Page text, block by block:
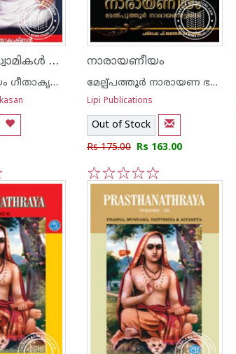
ശ്രീ ചട്ടംബിസ്വാമികള്‍ നവകേരളത്തിന്റെ പിതാമഹന്‍
പ്രൊ ഗീതാലയം ഗീതാകൃഷ്ണ‌ന്‍
നാരായണീയം
മേല്പ്പത്തൂര്‍ നാരായണ ഭട്ടതിരി
Lipi Publications
Out of Stock
Rs 175.00 Rs 163.00
5
4
3
2
1